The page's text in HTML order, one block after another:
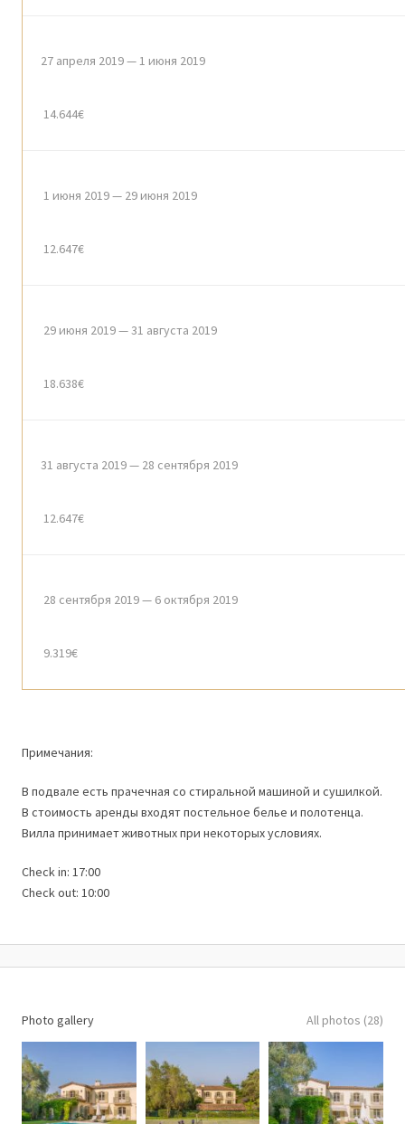
27 апреля 2019 — 1 июня 2019
14.644€
1 июня 2019 — 29 июня 2019
12.647€
29 июня 2019 — 31 августа 2019
18.638€
31 августа 2019 — 28 сентября 2019
12.647€
28 сентября 2019 — 6 октября 2019
9.319€
Примечания:
В подвале есть прачечная со стиральной машиной и сушилкой.
В стоимость аренды входят постельное белье и полотенца.
Вилла принимает животных при некоторых условиях.
Check in: 17:00
Check out: 10:00
Photo gallery All photos (28)